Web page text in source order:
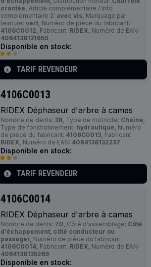
crantée, Article complémentaire / Info
complémentaire 2: avec vis, Marquage par
teinture: vert, Numéro de pièce du fabricant:
4106C0012, Fabricant: RIDEX, Numéro de EAN:
4064138131650
Disponible en stock:
TARIF REVENDEUR
4106C0013
RIDEX Déphaseur d'arbre à cames
Nombre de dents: 38, Type de motricité: Chaîne,
Type de fonctionnement: hydraulique, Numéro
de pièce du fabricant: 4106C0013, Fabricant:
RIDEX, Numéro de EAN: 4064138132237
Disponible en stock:
TARIF REVENDEUR
4106C0014
RIDEX Déphaseur d'arbre à cames
Nombre de dents: 70, Côté d'assemblage: Côté
d'échappement, côté conducteur ou
passager, Numéro de pièce du fabricant:
4106C0014, Fabricant: RIDEX, Numéro de EAN:
4064138135269
Disponible en stock: